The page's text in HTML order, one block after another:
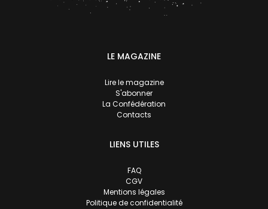
LE MAGAZINE
Lire le magazine
S'abonner
La Confédération
Contacts
LIENS UTILES
FAQ
CGV
Mentions légales
Politique de confidentialité